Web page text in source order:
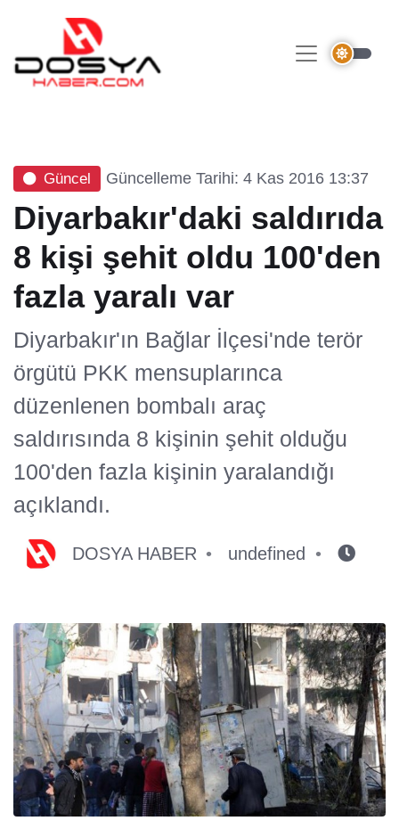
Güncel Güncelleme Tarihi: 4 Kas 2016 13:37
Diyarbakır'daki saldırıda
8 kişi şehit oldu 100'den
fazla yaralı var
Diyarbakır'ın Bağlar İlçesi'nde terör
örgütü PKK mensuplarınca
düzenlenen bombalı araç
saldırısında 8 kişinin şehit olduğu
100'den fazla kişinin yaralandığı
açıklandı.
DOSYA HABER undefined